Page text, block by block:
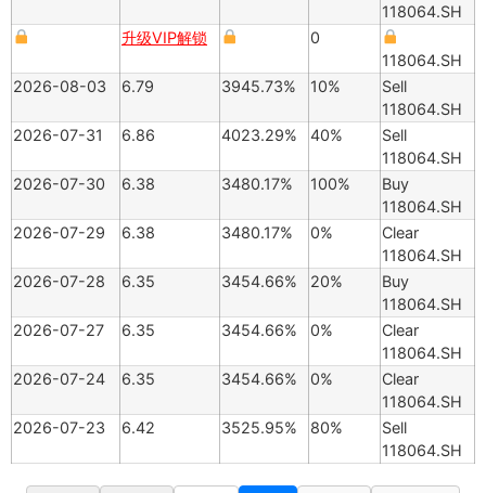
118064.SH
升级VIP解锁
0
118064.SH
2026-08-03
6.79 3945.73% 10%
Sell
118064.SH
2026-07-31
6.86 4023.29% 40%
Sell
118064.SH
2026-07-30
6.38 3480.17% 100%
Buy
118064.SH
2026-07-29
6.38 3480.17% 0%
Clear
118064.SH
2026-07-28
6.35 3454.66% 20%
Buy
118064.SH
2026-07-27
6.35 3454.66% 0%
Clear
118064.SH
2026-07-24
6.35 3454.66% 0%
Clear
118064.SH
2026-07-23
6.42 3525.95% 80%
Sell
118064.SH